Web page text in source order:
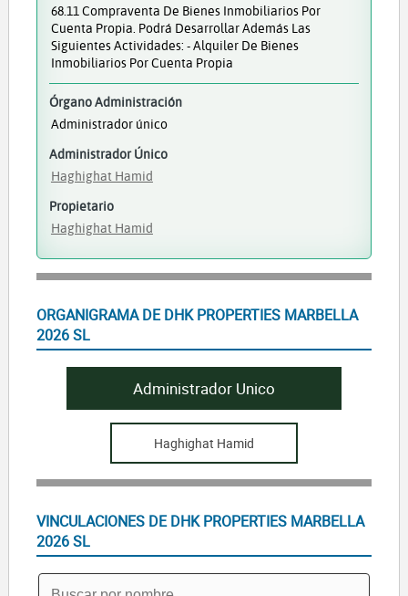
68.11 Compraventa De Bienes Inmobiliarios Por
Cuenta Propia. Podrá Desarrollar Además Las
Siguientes Actividades: - Alquiler De Bienes
Inmobiliarios Por Cuenta Propia
Órgano Administración
Administrador único
Administrador Único
Haghighat Hamid
Propietario
Haghighat Hamid
ORGANIGRAMA DE DHK PROPERTIES MARBELLA
2026 SL
Administrador Unico
Haghighat Hamid
VINCULACIONES DE DHK PROPERTIES MARBELLA
2026 SL